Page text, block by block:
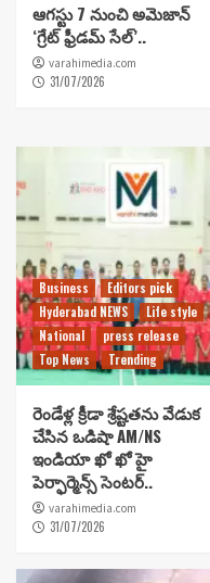
ఆగస్టు 7 నుంచి అమెజాన్
‘గ్రేట్ ఫ్రీడమ్ సేల్’..
varahimedia.com
31/07/2026
Business
Editors pick
Hyderabad NEWS
Life style
National
press release
Top News
Trending
రెండేళ్ల క్రీడా శ్రేష్టతను వేడుక
చేసిన ఒడిషా AM/NS
ఇండియా ఖో ఖో హై
పెర్ఫార్మెన్స్ సెంటర్..
varahimedia.com
31/07/2026